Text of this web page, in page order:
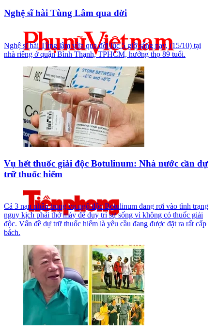
Nghệ sĩ hài Tùng Lâm qua đời
Nghệ sĩ hài Tùng lâm vừa qua đời lúc 5 giờ sáng nay, (15/10) tại
nhà riêng ở quận Bình Thạnh, TPHCM, hưởng thọ 89 tuổi.
Vụ hết thuốc giải độc Botulinum: Nhà nước cần dự
trữ thuốc hiếm
Cả 3 nạn nhân trong vụ ngộ độc Botulinum đang rơi vào tình trạng
nguy kịch phải thở máy để duy trì sự sống vì không có thuốc giải
độc. Vấn đề dự trữ thuốc hiếm là yêu cầu đang được đặt ra rất cấp
bách.